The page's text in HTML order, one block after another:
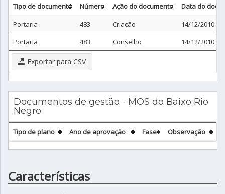
Tipo de documento Número Ação do documento
Data do
Portaria
483 Criação
14/12/2010
Portaria
483 Conselho 14/12/2010
Exportar para CSV
Documentos de gestão - MOS do Baixo Rio
Negro
Tipo de plano Ano de aprovação Fase Observação
Características